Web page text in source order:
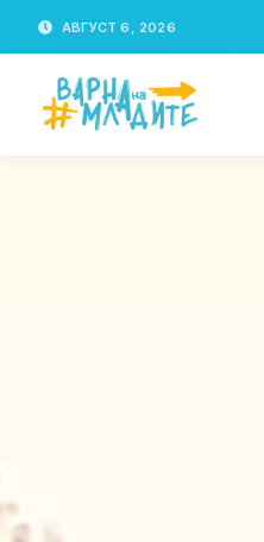
АВГУСТ 6, 2026